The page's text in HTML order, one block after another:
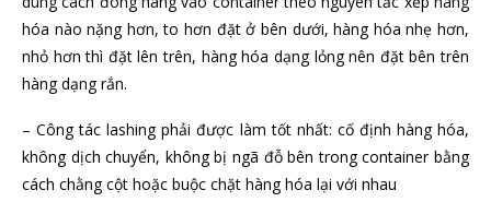
hóa nào nặng hơn, to hơn đặt ở bên dưới, hàng hóa nhẹ hơn,
nhỏ hơn thì đặt lên trên, hàng hóa dạng lỏng nên đặt bên trên
hàng dạng rắn.
– Công tác lashing phải được làm tốt nhất: cố định hàng hóa,
không dịch chuyển, không bị ngã đỗ bên trong container bằng
cách chằng cột hoặc buộc chặt hàng hóa lại với nhau